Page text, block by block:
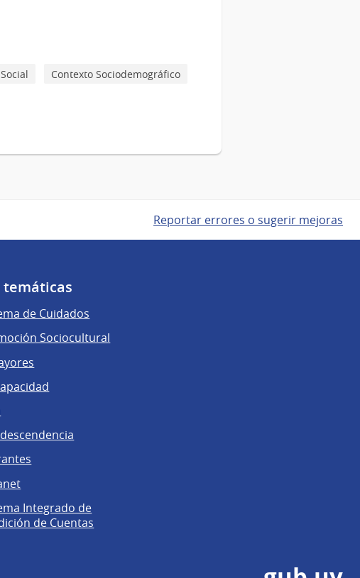
Contexto Sociodemográfico
Reportar errores o sugerir mejoras
temáticas
de Cuidados
Sociocultural
Integrado de
de Cuentas